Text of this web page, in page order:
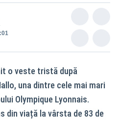
o veste tristă după
una dintre cele mai mari
Olympique Lyonnais.
din viață la vârsta de 83 de